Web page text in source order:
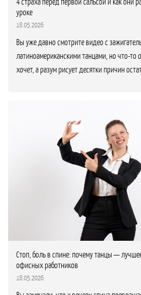
уроке
18.05.2026
Вы уже давно смотрите видео с
латиноамериканскими танцами, но что-то
хочет, а разум рисует десятки причин
Стоп, боль в спине: почему танцы —
офисных работников
18.05.2026